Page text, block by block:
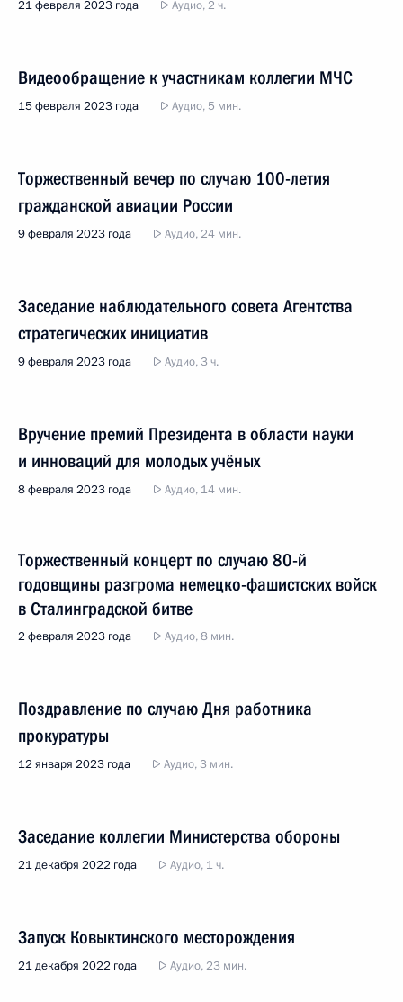
21 февраля 2023 года Аудио, 2 ч.
Видеообращение к участникам коллегии МЧС
15 февраля 2023 года Аудио, 5 мин.
Торжественный вечер по случаю 100-летия
гражданской авиации России
9 февраля 2023 года Аудио, 24 мин.
Заседание наблюдательного совета Агентства
стратегических инициатив
9 февраля 2023 года Аудио, 3 ч.
Вручение премий Президента в области науки
и инноваций для молодых учёных
8 февраля 2023 года Аудио, 14 мин.
Торжественный концерт по случаю 80-й
годовщины разгрома немецко-фашистских войск
в Сталинградской битве
2 февраля 2023 года Аудио, 8 мин.
Поздравление по случаю Дня работника
прокуратуры
12 января 2023 года Аудио, 3 мин.
Заседание коллегии Министерства обороны
21 декабря 2022 года Аудио, 1 ч.
Запуск Ковыктинского месторождения
21 декабря 2022 года Аудио, 23 мин.